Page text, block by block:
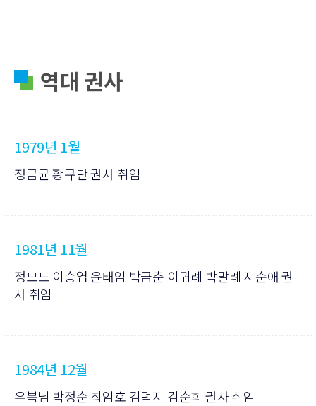
역대 권사
1979년 1월
정금균 황규단 권사 취임
1981년 11월
정모도 이승엽 윤태임 박금춘 이귀례 박말례 지순애 권
사 취임
1984년 12월
우복님 박정순 최임호 김덕지 김순희 권사 취임